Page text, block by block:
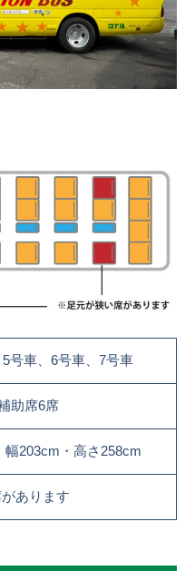
号車、6号車、7号車
助席6席
幅203cm・高さ258cm
あります